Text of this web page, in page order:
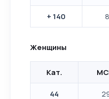
+ 140
Женщины
Кат.
44